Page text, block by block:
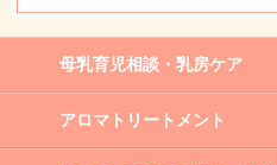
母乳育児相談・乳房ケア
アロマトリートメント